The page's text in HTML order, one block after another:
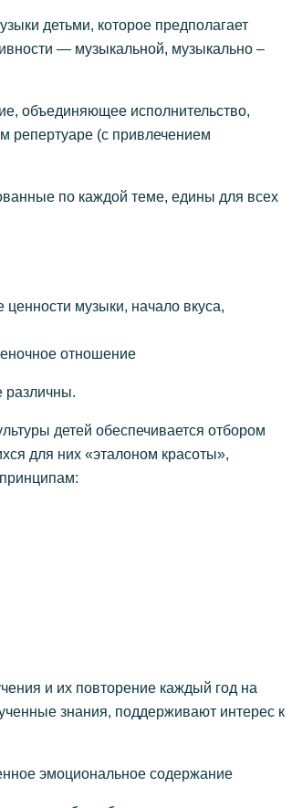
детьми, которое предполагает
— музыкальной, музыкально –
объединяющее исполнительство,
репертуаре (с привлечением
по каждой теме, едины для всех
ценности музыки, начало вкуса,
отношение
различны.
детей обеспечивается отбором
для них «эталоном красоты»,
и их повторение каждый год на
знания, поддерживают интерес к
эмоциональное содержание